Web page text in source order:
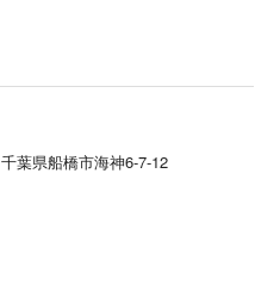
千葉県船橋市海神6-7-12